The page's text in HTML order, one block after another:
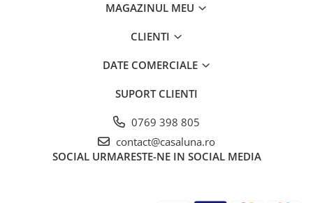
MAGAZINUL MEU
CLIENTI
DATE COMERCIALE
SUPORT CLIENTI
0769 398 805
contact@casaluna.ro
SOCIAL URMARESTE-NE IN SOCIAL MEDIA